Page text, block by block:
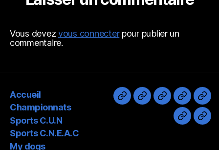
Vous devezvous connecterpour publier un
commentaire.
Accueil
Championnats
Sports C.U.N
Sports C.N.E.A.C
My dogs
AccueilChampionnats
Sports
C.U.N
Sports
My
Divers